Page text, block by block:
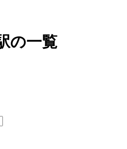
の一覧